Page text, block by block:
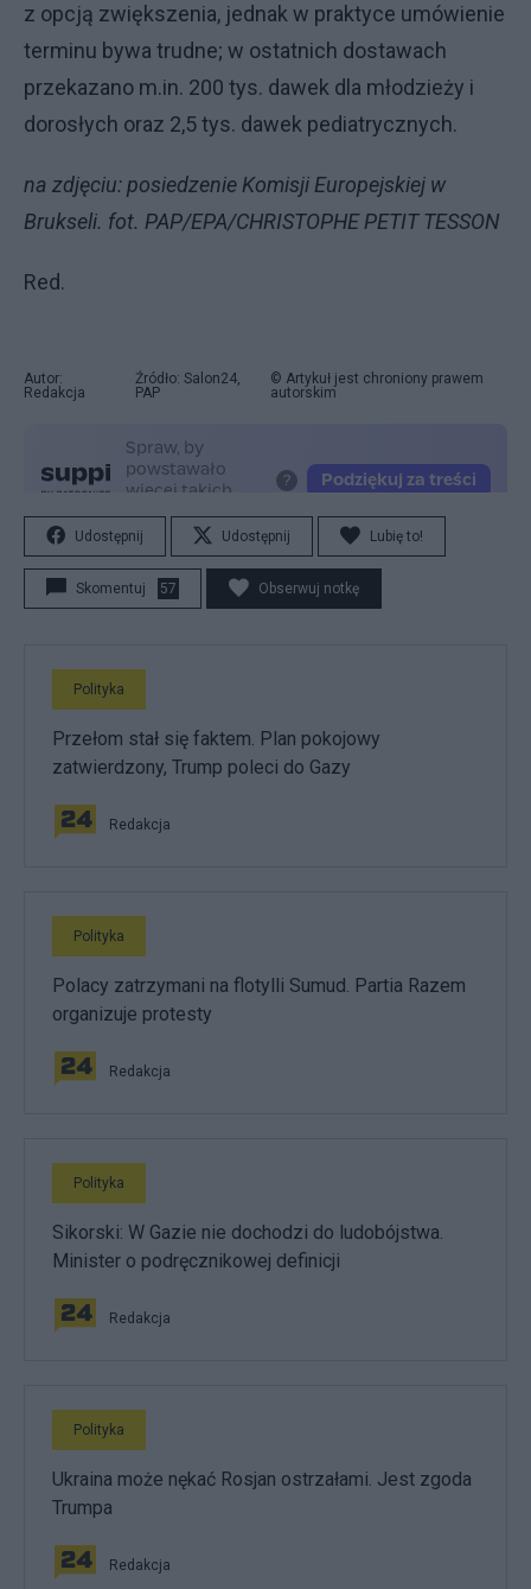
z opcją zwiększenia, jednak w praktyce umówienie
terminu bywa trudne; w ostatnich dostawach
przekazano m.in. 200 tys. dawek dla młodzieży i
dorosłych oraz 2,5 tys. dawek pediatrycznych.
na zdjęciu: posiedzenie Komisji Europejskiej w
Brukseli. fot. PAP/EPA/CHRISTOPHE PETIT TESSON
Red.
Autor:
Redakcja
Źródło: Salon24,
PAP
© Artykuł jest chroniony prawem
autorskim
Udostępnij Udostępnij Lubię to!
Skomentuj 57 Obserwuj notkę
Polityka
Przełom stał się faktem. Plan pokojowy
zatwierdzony, Trump poleci do Gazy
Redakcja
Polityka
Polacy zatrzymani na flotylli Sumud. Partia Razem
organizuje protesty
Redakcja
Polityka
Sikorski: W Gazie nie dochodzi do ludobójstwa.
Minister o podręcznikowej definicji
Redakcja
Polityka
Ukraina może nękać Rosjan ostrzałami. Jest zgoda
Trumpa
Redakcja